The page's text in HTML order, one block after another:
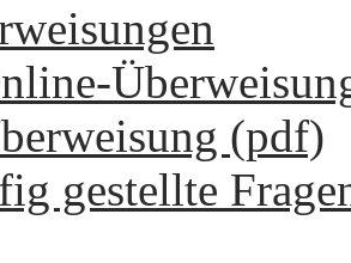
(pdf)
gestellte